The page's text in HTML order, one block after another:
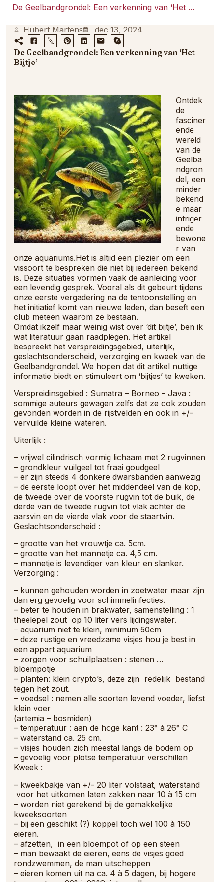
samenkomt.
De Geelbandgrondel: Een verkenning van ‘Het Bijtje’
Hubert Martens dec 13, 2024
De Geelbandgrondel: Een verkenning van ‘Het
Bijtje’
Ontdek
de
fasciner
ende
wereld
van de
Geelba
ndgron
del, een
minder
bekend
e maar
intriger
ende
bewone
r van
onze aquariums.Het is altijd een plezier om een
vissoort te bespreken die niet bij iedereen bekend
is. Deze situaties vormen vaak de aanleiding voor
een levendig gesprek. Vooral als dit gebeurt tijdens
onze eerste vergadering na de tentoonstelling en
het initiatief komt van nieuwe leden, dan beseft een
club meteen waarom ze bestaan.
Omdat ikzelf maar weinig wist over ‘dit bijtje’, ben ik
wat literatuur gaan raadplegen. Het artikel
bespreekt het verspreidingsgebied, uiterlijk,
geslachtsonderscheid, verzorging en kweek van de
Geelbandgrondel. We hopen dat dit artikel nuttige
informatie biedt en stimuleert om ‘bijtjes’ te kweken.
Verspreidinsgebied : Sumatra – Borneo – Java :
sommige auteurs gewagen zelfs dat ze ook zouden
gevonden worden in de rijstvelden en ook in +/-
vervuilde kleine wateren.
Uiterlijk :
–vrijwel cilindrisch vormig lichaam met 2 rugvinnen
– grondkleur vuilgeel tot fraai goudgeel
– er zijn steeds 4 donkere dwarsbanden aanwezig
– de eerste loopt over het middendeel van de kop,
de tweede over de voorste rugvin tot de buik, de
derde van de tweede rugvin tot vlak achter de
aarsvin en de vierde vlak voor de staartvin.
Geslachtsonderscheid :
– grootte van het vrouwtje ca. 5cm.
– grootte van het mannetje ca. 4,5 cm.
– mannetje is levendiger van kleur en slanker.
Verzorging :
– kunnen gehouden worden in zoetwater maar zijn
dan erg gevoelig voor schimmelinfecties.
– beter te houden in brakwater, samenstelling : 1
theelepel zout op 10 liter vers lijdingswater.
– aquarium niet te klein, minimum 50cm
– deze rustige en vreedzame visjes hou je best in
een appart aquarium
– zorgen voor schuilplaatsen : stenen …
bloempotje
– planten: klein crypto’s, deze zijn redelijk bestand
tegen het zout.
– voedsel : nemen alle soorten levend voeder, liefst
klein voer
(artemia – bosmiden)
– temperatuur : aan de hoge kant : 23° à 26° C
– waterstand ca. 25 cm.
– visjes houden zich meestal langs de bodem op
– gevoelig voor plotse temperatuur verschillen
Kweek :
– kweekbakje van +/- 20 liter volstaat, waterstand
voor het uitkomen laten zakken naar 10 à 15 cm
– worden niet gerekend bij de gemakkelijke
kweeksoorten
– bij een geschikt (?) koppel toch wel 100 à 150
eieren.
– afzetten, in een bloempot of op een steen
– man bewaakt de eieren, eens de visjes goed
rondzwemmen, de man uitscheppen
– eieren komen uit na ca. 4 à 5 dagen, bij hogere